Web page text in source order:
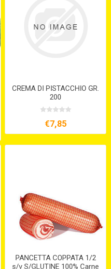
CREMA DI PISTACCHIO GR.
200
€7,85
PANCETTA COPPATA 1/2
s/v S/GLUTINE 100% Carne